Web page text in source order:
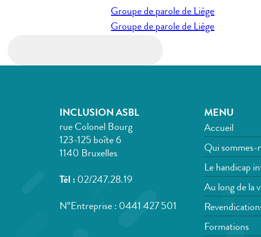
Navigation
de
Groupe de parole de Liège
Groupe de parole de Liège
INCLUSION ASBL
rue Colonel Bourg
123-125 boîte 6
1140 Bruxelles
Tél : 02/247.28.19
N°Entreprise : 0441 427 501
MENU
Accueil
Qui sommes-
Le handicap
Au long de la
Formations